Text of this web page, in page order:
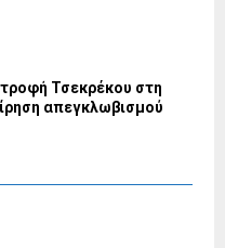
Τσεκρέκου στη
απεγκλωβισμού